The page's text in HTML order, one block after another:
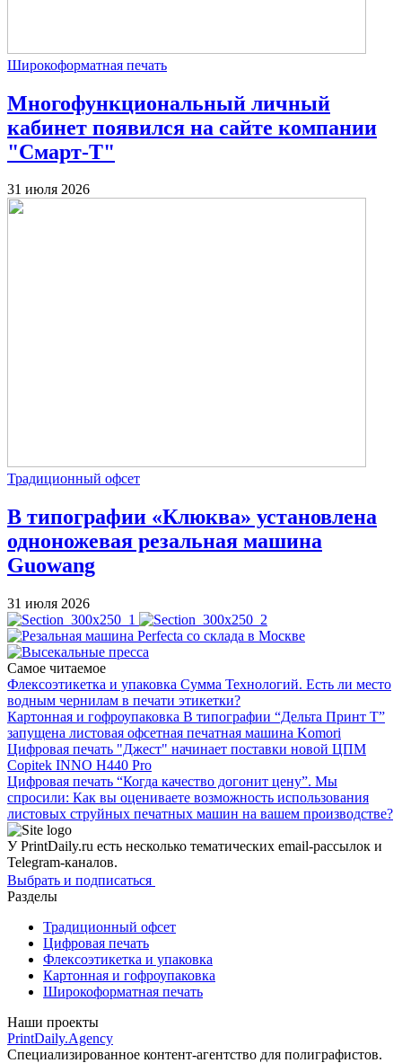
Широкоформатная печать
Многофункциональный личный
кабинет появился на сайте компании
"Смарт-Т"
31 июля 2026
Традиционный офсет
В типографии «Клюква» установлена
одноножевая резальная машина
Guowang
31 июля 2026
Самое читаемое
Флексоэтикетка и упаковка Сумма Технологий. Есть ли место
водным чернилам в печати этикетки?
Картонная и гофроупаковка В типографии “Дельта Принт Т”
запущена листовая офсетная печатная машина Komori
Цифровая печать "Джест" начинает поставки новой ЦПМ
Copitek INNO H440 Pro
Цифровая печать “Когда качество догонит цену”. Мы
спросили: Как вы оцениваете возможность использования
листовых струйных печатных машин на вашем производстве?
У PrintDaily.ru есть несколько тематических email-рассылок и
Telegram-каналов.
Выбрать и подписаться
Разделы
Традиционный офсет
Цифровая печать
Флексоэтикетка и упаковка
Картонная и гофроупаковка
Широкоформатная печать
Наши проекты
PrintDaily.Agency
Специализированное контент-агентство для полиграфистов.